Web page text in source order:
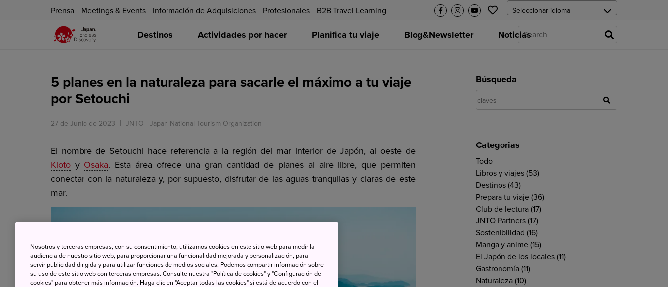
Prensa Meetings & Events Información de Adquisiciones Profesionales B2B Travel Learning
Destinos Actividades por hacer Planifica tu viaje Blog&Newsletter Noticias
5 planes en la naturaleza para sacarle el máximo a tu viaje
por Setouchi
27 de Junio de 2023 JNTO - Japan National Tourism Organization
El nombre de Setouchi hace referencia a la región del mar interior de Japón, al oeste de
Kioto y Osaka. Esta área ofrece una gran cantidad de planes al aire libre, que permiten
conectar con la naturaleza y, por supuesto, disfrutar de las aguas tranquilas y claras de este
mar.
Búsqueda
Categorias
Todo
Libros y viajes (53)
Destinos (43)
Prepara tu viaje (36)
Club de lectura (17)
JNTO Partners (17)
Sostenibilidad (16)
Manga y anime (15)
El Japón de los locales (11)
Gastronomía (11)
Naturaleza (10)
Nosotros y terceras empresas, con su consentimiento, utilizamos cookies en este sitio web para medir la
audiencia de nuestro sitio web, para proporcionar una funcionalidad mejorada y personalización, para
servir publicidad dirigida y para utilizar funciones de medios sociales. Podemos compartir información sobre
su uso de este sitio web con terceras empresas. Consulte nuestra "Política de cookies" y "Configuración de
cookies" para obtener más información. Haga clic en "Aceptar todas las cookies" si está de acuerdo con el